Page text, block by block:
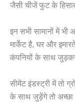
जैसी चीजें फुट के
इन सभी सामानों में भी
मार्केट है, घर और
कंपनियों के साथ
सीमेंट इंडस्ट्री में तो
के साथ जुड़ेंगे तो अच्छा